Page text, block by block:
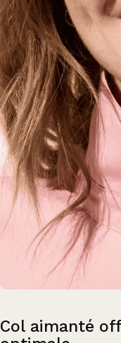
Col aimanté